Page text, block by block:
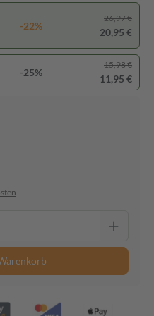
-22%
26,97 €
20,95 €
-25%
15,98 €
11,95 €